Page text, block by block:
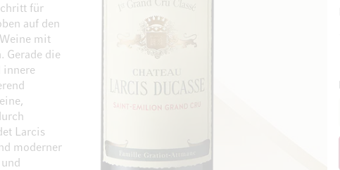
für
auf den
mit
Gerade die
innere
Larcis
moderner
Zum Ende der Bildgalerie springen